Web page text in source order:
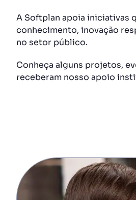
A Softplan apoia iniciativas
conhecimento, inovação
no setor público.
Conheça alguns projetos,
receberam nosso apoio